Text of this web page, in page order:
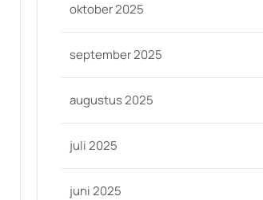
oktober 2025
september 2025
augustus 2025
juli 2025
juni 2025